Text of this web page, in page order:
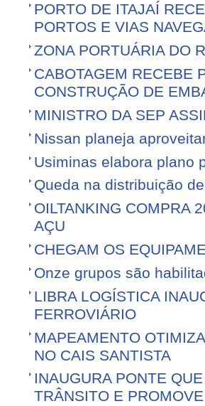
PORTO DE ITAJAÍ
PORTOS E VIAS
ZONA PORTUÁRIA DO
CABOTAGEM RECEBE
CONSTRUÇÃO DE
MINISTRO DA SEP
Nissan planeja
Usiminas elabora plano
Queda na distribuição
OILTANKING COMPRA
AÇU
CHEGAM OS
Onze grupos são
LIBRA LOGÍSTICA
FERROVIÁRIO
MAPEAMENTO
NO CAIS SANTISTA
INAUGURA PONTE
TRÂNSITO E